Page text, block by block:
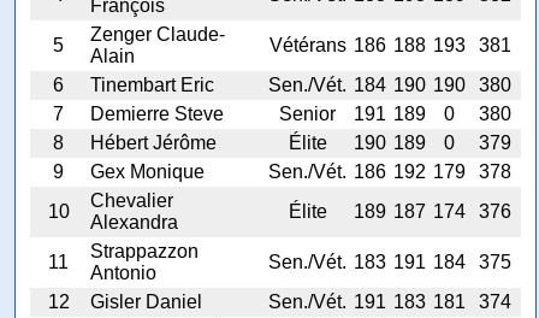
François
5
Zenger Claude-
Alain
Vétérans 186 188 193
381
6
Tinembart Eric Sen./Vét. 184 190 190
380
7
Demierre Steve Senior 191 189 0
380
8
Hébert Jérôme Élite 190 189 0
379
9
Gex Monique Sen./Vét. 186 192 179
378
10
Chevalier
Alexandra
Élite 189 187 174 376
11
Strappazzon
Antonio
Sen./Vét. 183 191 184
375
12
Gisler Daniel Sen./Vét. 191 183 181
374